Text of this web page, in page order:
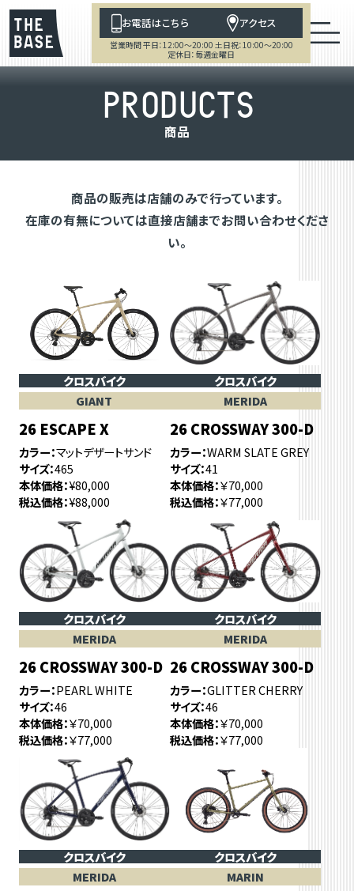
お電話はこちら アクセス
営業時間 平日：12:00～20:00 土日祝：10:00～20:00
定休日：毎週金曜日
PRODUCTS
商品
商品の販売は店舗のみで行っています。
在庫の有無については直接店舗までお問い合わせくださ
い。
クロスバイク
GIANT
26 ESCAPE X
カラー マットデザートサンド
サイズ 465
本体価格 ¥80,000
税込価格 ¥88,000
クロスバイク
MERIDA
26 CROSSWAY 300-D
カラー WARM SLATE GREY
サイズ 41
本体価格 ￥70,000
税込価格 ￥77,000
クロスバイク
MERIDA
26 CROSSWAY 300-D
カラー PEARL WHITE
サイズ 46
本体価格 ￥70,000
税込価格 ￥77,000
クロスバイク
MERIDA
26 CROSSWAY 300-D
カラー GLITTER CHERRY
サイズ 46
本体価格 ￥70,000
税込価格 ￥77,000
クロスバイク
MERIDA
クロスバイク
MARIN